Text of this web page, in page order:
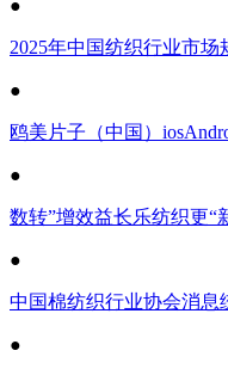
●
2025年中国纺织行业市场
●
鸥美片子（中国）
●
数转”增效益长乐纺织更“
●
中国棉纺织行业协会消息
●